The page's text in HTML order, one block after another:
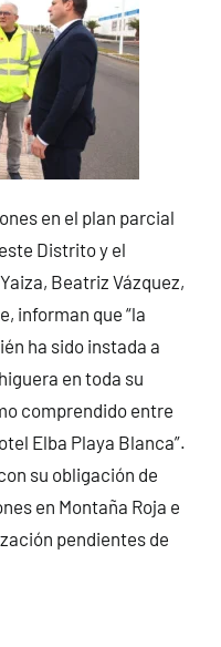
en el plan parcial
Distrito y el
Beatriz Vázquez,
informan que “la
ha sido instada a
en toda su
comprendido entre
Elba Playa Blanca”.
su obligación de
en Montaña Roja e
pendientes de